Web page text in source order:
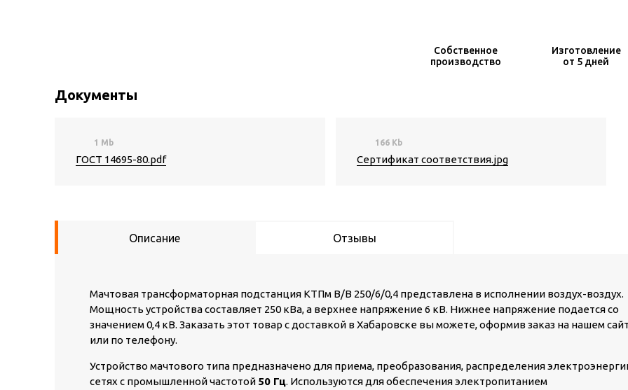
Собственное
производство
Изготовление
от 5 дней
Документы
1 Mb
ГОСТ 14695-80.pdf
166 Kb
Сертификат соответствия.jpg
Описание Отзывы
Мачтовая трансформаторная подстанция КТПм В/В 250/6/0,4 представлена в исполнении воздух-воздух.
Мощность устройства составляет 250 кВа, а верхнее напряжение 6 кВ. Нижнее напряжение подается со
значением 0,4 кВ. Заказать этот товар с доставкой в Хабаровске вы можете, оформив заказ на нашем
или по телефону.
Устройство мачтового типа предназначено для приема, преобразования, распределения
сетях с промышленной частотой 50 Гц. Используются для обеспечения электропитаниемКТПН-Т-К/К 630/10/